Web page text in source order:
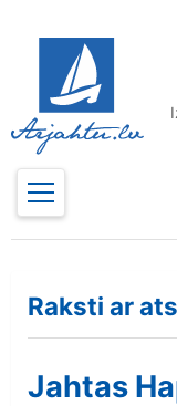
Raksti ar
Jahtas